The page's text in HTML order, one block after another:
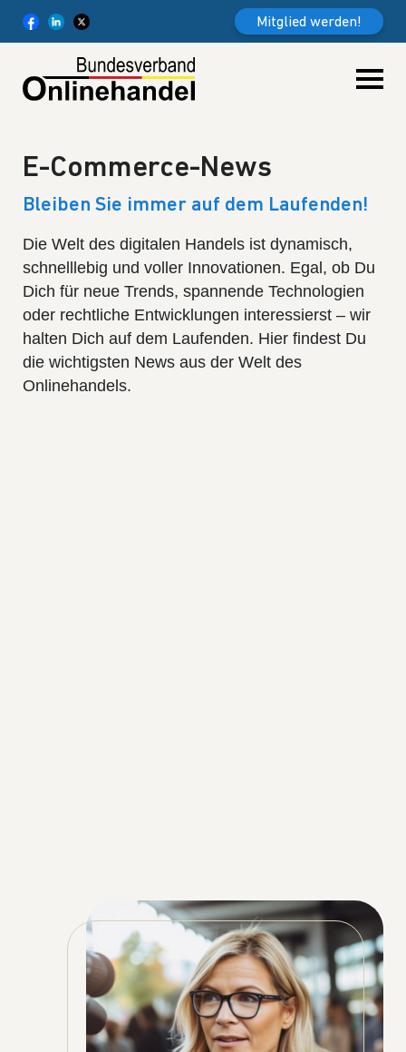
Mitglied werden!
E-Commerce-News
Bleiben Sie immer auf dem Laufenden!
Die Welt des digitalen Handels ist dynamisch,
schnelllebig und voller Innovationen. Egal, ob Du
Dich für neue Trends, spannende Technologien
oder rechtliche Entwicklungen interessierst – wir
halten Dich auf dem Laufenden. Hier findest Du
die wichtigsten News aus der Welt des
Onlinehandels.